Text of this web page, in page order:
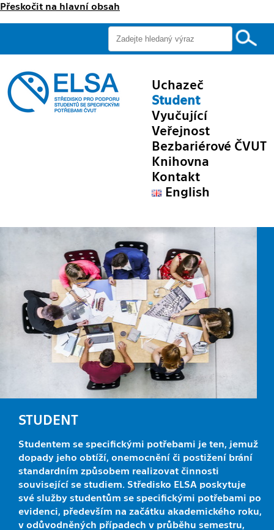
Přeskočit na hlavní obsah
Uchazeč
Student
Vyučující
Veřejnost
Bezbariérové ČVUT
Knihovna
Kontakt
English
STUDENT
Studentem se specifickými potřebami je ten, jemuž
dopady jeho obtíží, onemocnění či postižení brání
standardním způsobem realizovat činnosti
související se studiem. Středisko ELSA poskytuje
své služby studentům se specifickými potřebami po
evidenci, především na začátku akademického roku,
v odůvodněných případech v průběhu semestru,